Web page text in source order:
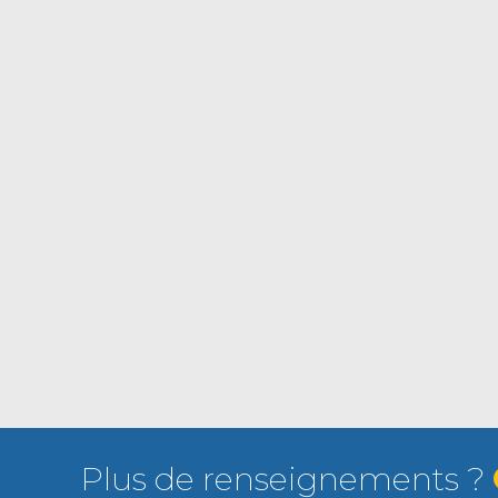
Plus de renseignements ?